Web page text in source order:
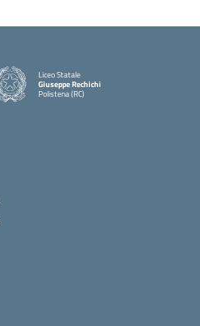
Liceo Statale
Giuseppe Rechichi
Polistena (RC)